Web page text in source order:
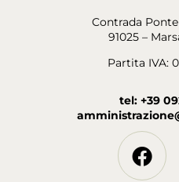
Contrada
91025 –
Partita IVA:
tel: +39